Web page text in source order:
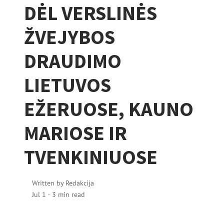
DĖL VERSLINĖS
ŽVEJYBOS
DRAUDIMO
LIETUVOS
EŽERUOSE, KAUNO
MARIOSE IR
TVENKINIUOSE
Written by Redakcija
Jul 1 · 3 min read